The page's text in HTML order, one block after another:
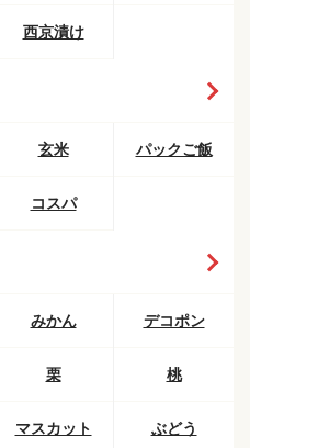
西京漬け
玄米 パックご飯
コスパ
みかん デコポン
栗 桃
マスカット ぶどう